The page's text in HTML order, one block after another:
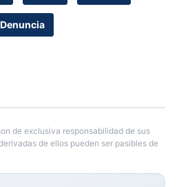
de exclusiva responsabilidad de sus
de ellos pueden ser pasibles de